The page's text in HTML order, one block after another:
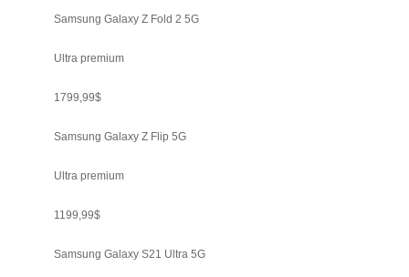
Samsung Galaxy Z Fold 2 5G
Ultra premium
1799,99$
Samsung Galaxy Z Flip 5G
Ultra premium
1199,99$
Samsung Galaxy S21 Ultra 5G